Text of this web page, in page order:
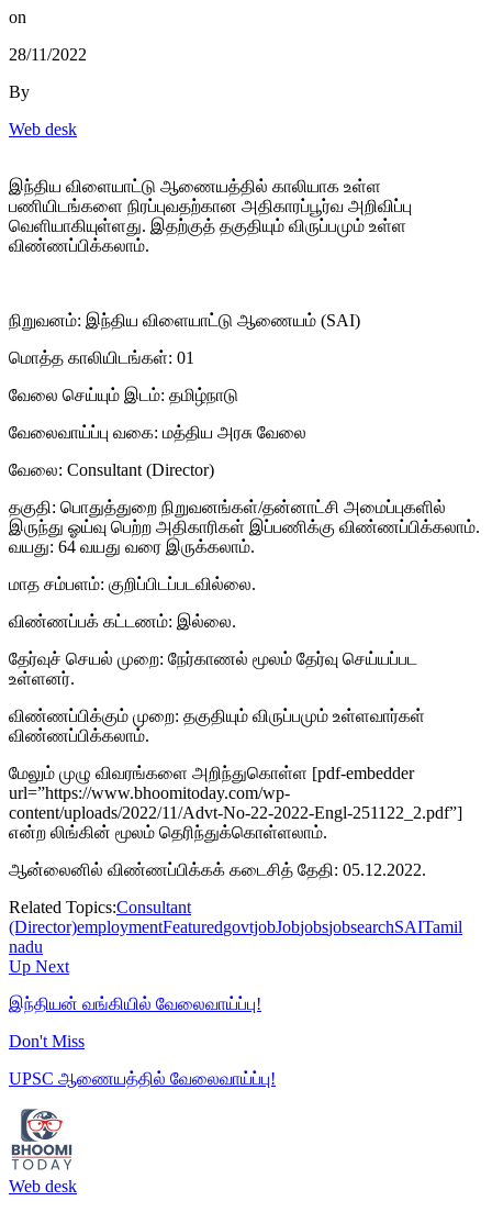
on
28/11/2022
By
Web desk
இந்திய விளையாட்டு ஆணையத்தில் காலியாக உள்ள
பணியிடங்களை நிரப்புவதற்கான அதிகாரப்பூர்வ அறிவிப்பு
வெளியாகியுள்ளது. இதற்குத் தகுதியும் விருப்பமும் உள்ள
விண்ணப்பிக்கலாம்.
நிறுவனம்: இந்திய விளையாட்டு ஆணையம் (SAI)
மொத்த காலியிடங்கள்: 01
வேலை செய்யும் இடம்: தமிழ்நாடு
வேலைவாய்ப்பு வகை: மத்திய அரசு வேலை
வேலை: Consultant (Director)
தகுதி: பொதுத்துறை நிறுவனங்கள்/தன்னாட்சி அமைப்புகளில்
இருந்து ஓய்வு பெற்ற அதிகாரிகள் இப்பணிக்கு விண்ணப்பிக்கலாம்.
வயது: 64 வயது வரை இருக்கலாம்.
மாத சம்பளம்: குறிப்பிடப்படவில்லை.
விண்ணப்பக் கட்டணம்: இல்லை.
தேர்வுச் செயல் முறை: நேர்காணல் மூலம் தேர்வு செய்யப்பட
உள்ளனர்.
விண்ணப்பிக்கும் முறை: தகுதியும் விருப்பமும் உள்ளவார்கள்
விண்ணப்பிக்கலாம்.
மேலும் முழு விவரங்களை அறிந்துகொள்ள [pdf-embedder
url=”https://www.bhoomitoday.com/wp-
content/uploads/2022/11/Advt-No-22-2022-Engl-251122_2.pdf”]
என்ற லிங்கின் மூலம் தெரிந்துக்கொள்ளலாம்.
ஆன்லைனில் விண்ணப்பிக்கக் கடைசித் தேதி: 05.12.2022.
Related Topics:Consultant
(Director)employmentFeaturedgovtjobJobjobsjobsearchSAITamil
nadu
Up Next
இந்தியன் வங்கியில் வேலைவாய்ப்பு!
Don't Miss
UPSC ஆணையத்தில் வேலைவாய்ப்பு!
Web desk